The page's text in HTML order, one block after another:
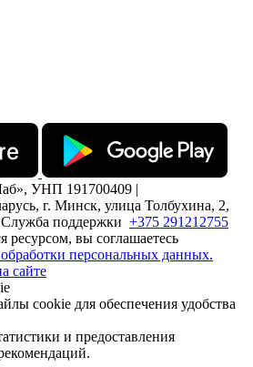
УНП 191700409 |
г. Минск, улица Толбухина, 2,
Служба поддержки +375 291212755
ресурсом, вы соглашаетесь
персональных данных.
сайте
cookie для обеспечения удобства
и предоставления